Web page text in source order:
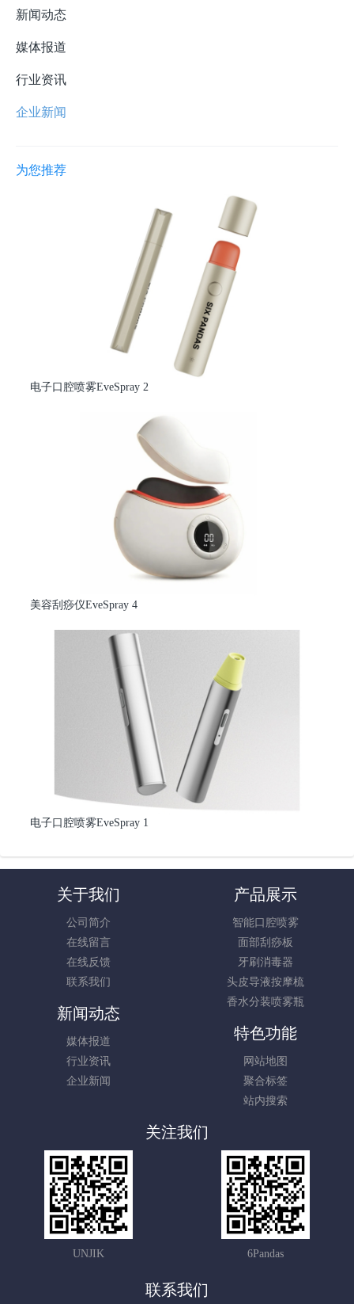
新闻动态
媒体报道
行业资讯
企业新闻
为您推荐
电子口腔喷雾EveSpray 2
美容刮痧仪EveSpray 4
电子口腔喷雾EveSpray 1
关于我们
公司简介
在线留言
在线反馈
联系我们
产品展示
智能口腔喷雾
面部刮痧板
牙刷消毒器
头皮导液按摩梳
香水分装喷雾瓶
新闻动态
媒体报道
行业资讯
企业新闻
特色功能
网站地图
聚合标签
站内搜索
关注我们
UNJIK 6Pandas
联系我们